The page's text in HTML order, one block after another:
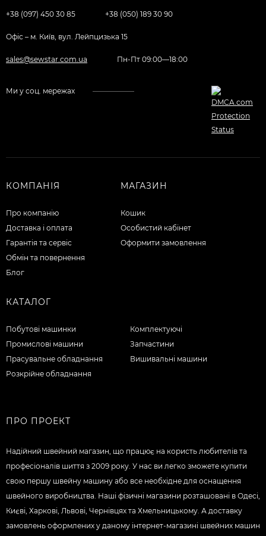
+38 (097) 450 30 85 +38 (050) 189 30 90
Офіс – м. Київ, вул. Лейпцизька 15
sales@sewstar.com.ua Пн-Пт 09:00—18:00
Ми у соц. мережах
КОМПАНІЯ
Про компанію
Доставка і оплата
Гарантія та сервіс
Обмін та повернення
Блог
МАГАЗИН
Кошик
Особистий кабінет
Оформити замовлення
КАТАЛОГ
Побутові машинки
Промислові машини
Прасувальне обладнання
Розкрійне обладнання
Комплектуючі
Запчастини
Вишивальні машини
ПРО ПРОЕКТ
Надійний швейний магазин, що працює на користь любителів та
професіоналів шиття з 2009 року. У нас ви легко зможете купити
свою першу швейну машину або все необхідне для оснащення
швейного виробництва. Наші фізичні магазини розташовані в Одесі,
Києві, Харкові, Львові, Чернівцях та Хмельницькому. А доставку
замовлень оформлених у даному інтернет-магазині швейних машин